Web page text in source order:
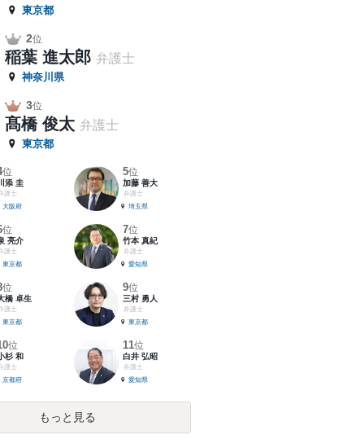
東京都
2位
稲葉 進太郎 弁護士
神奈川県
3位
髙橋 俊太 弁護士
東京都
位
添 圭
護士
大阪府
5位
加藤 善大
弁護士
埼玉県
位
亮介
護士
東京都
7位
竹本 真紀
弁護士
愛知県
位
橋 卓生
護士
東京都
9位
三村 勇人
弁護士
東京都
位
杉 和
護士
京都府
11位
白井 弘昭
弁護士
愛知県
もっと見る